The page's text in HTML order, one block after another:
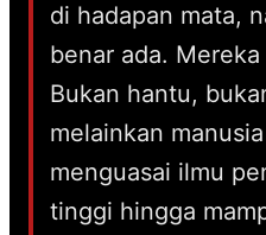
di hadapan mata,
benar ada.
Bukan hantu,
melainkan
menguasai ilmu
tinggi hingga